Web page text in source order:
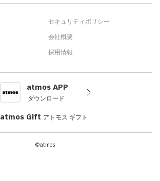
セキュリティポリシー
会社概要
採用情報
atmos APP
ダウンロード
atmos Gift アトモス ギフト
©atmos